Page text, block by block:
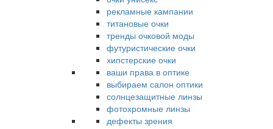
рекламные кампании
титановые очки
тренды очковой моды
футуристические очки
хипстерские очки
ваши права в оптике
выбираем салон оптики
солнцезащитные линзы
фотохромные линзы
дефекты зрения